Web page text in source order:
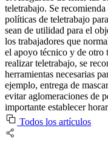
teletrabajo. Se
políticas de teletrabajo
sean de utilidad para el
los trabajadores que
el apoyo técnico y de otro
realizar teletrabajo, se
herramientas necesarias
ejemplo, entrega de
evitar aglomeraciones de
importante establecer
Todos los artículos